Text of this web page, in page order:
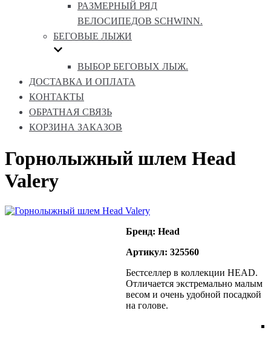
РАЗМЕРНЫЙ РЯД
ВЕЛОСИПЕДОВ SCHWINN.
БЕГОВЫЕ ЛЫЖИ
ВЫБОР БЕГОВЫХ ЛЫЖ.
ДОСТАВКА И ОПЛАТА
КОНТАКТЫ
ОБРАТНАЯ СВЯЗЬ
КОРЗИНА ЗАКАЗОВ
Горнолыжный шлем Head
Valery
Бренд: Head
Артикул: 325560
Бестселлер в коллекции HEAD.
Отличается экстремально малым
весом и очень удобной посадкой
на голове.